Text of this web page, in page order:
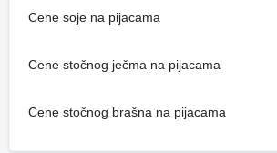
Cene soje na pijacama
Cene stočnog ječma na pijacama
Cene stočnog brašna na pijacama